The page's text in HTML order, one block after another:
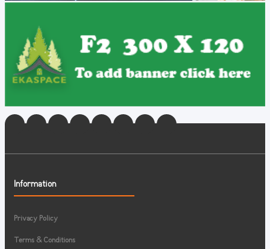
Information
Privacy Policy
Terms & Conditions